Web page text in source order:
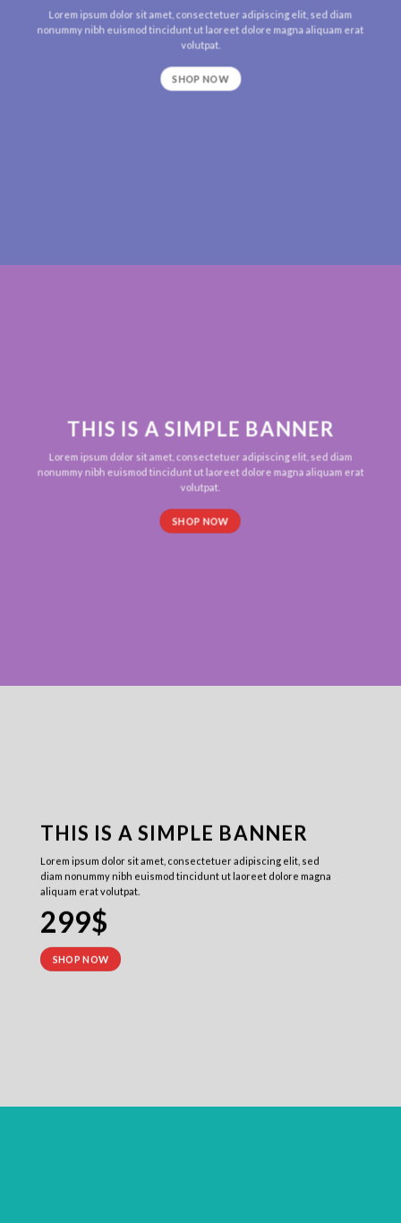
Lorem ipsum dolor sit amet, consectetuer adipiscing elit, sed diam
nonummy nibh euismod tincidunt ut laoreet dolore magna aliquam erat
volutpat.
SHOP NOW
THIS IS A SIMPLE BANNER
Lorem ipsum dolor sit amet, consectetuer adipiscing elit, sed diam
nonummy nibh euismod tincidunt ut laoreet dolore magna aliquam erat
volutpat.
SHOP NOW
THIS IS A SIMPLE BANNER
Lorem ipsum dolor sit amet, consectetuer adipiscing elit, sed
diam nonummy nibh euismod tincidunt ut laoreet dolore magna
aliquam erat volutpat.
299$
SHOP NOW